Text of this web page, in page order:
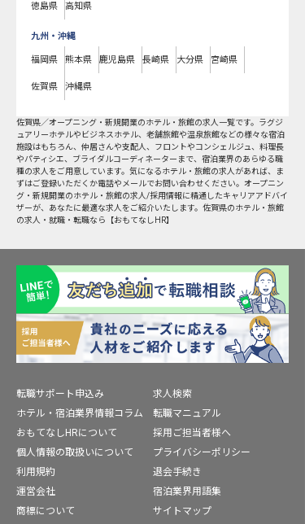
徳島県 高知県
九州・沖縄
福岡県 熊本県 鹿児島県 長崎県 大分県 宮崎県
佐賀県 沖縄県
佐賀県／オープニング・新規開業のホテル・旅館の求人一覧です。ラグジ
ュアリーホテルやビジネスホテル、老舗旅館や温泉旅館などの様々な宿泊
施設はもちろん、仲居さんや支配人、フロントやコンシェルジュ、料理長
やパティシエ、ブライダルコーディネーターまで、宿泊業界のあらゆる職
種の求人をご用意しています。気になるホテル・旅館の求人があれば、ま
ずはご登録いただくか電話やメールでお問い合わせください。オープニン
グ・新規開業のホテル・旅館の求人/採用情報に精通したキャリアアドバイ
ザーが、あなたに最適な求人をご紹介いたします。佐賀県のホテル・旅館
の求人・就職・転職なら【おもてなしHR】
転職サポート申込み
求人検索
ホテル・宿泊業界情報コラム
転職マニュアル
おもてなしHRについて
採用ご担当者様へ
個人情報の取扱いについて
プライバシーポリシー
利用規約
退会手続き
運営会社
宿泊業界用語集
商標について
サイトマップ